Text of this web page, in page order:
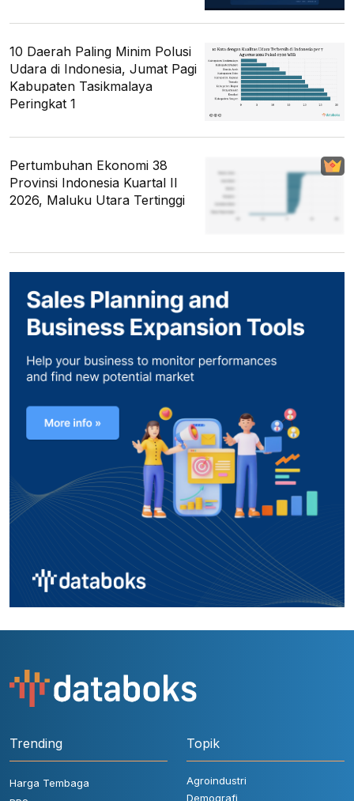
10 Daerah Paling Minim Polusi
Udara di Indonesia, Jumat Pagi
Kabupaten Tasikmalaya
Peringkat 1
Pertumbuhan Ekonomi 38
Provinsi Indonesia Kuartal II
2026, Maluku Utara Tertinggi
Trending
Harga Tembaga
Topik
Agroindustri
Demografi